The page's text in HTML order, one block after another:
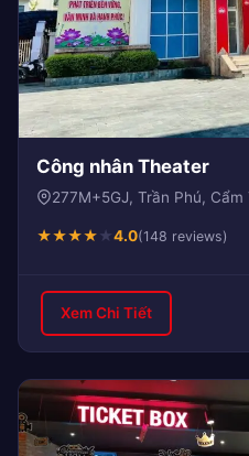
Công nhân Theater
277M+5GJ, Trần Phú,
★★★★★4.0(148 reviews)
Xem Chi Tiết